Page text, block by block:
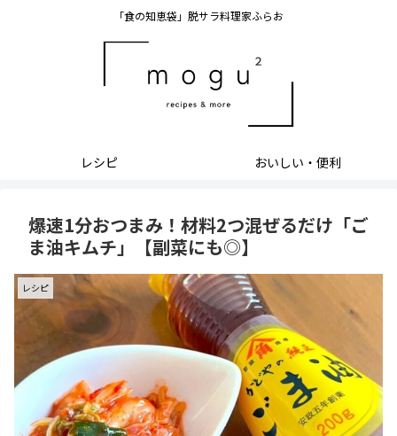
「食の知恵袋」脱サラ料理家ふらお
レシピ おいしい・便利
爆速1分おつまみ！材料2つ混ぜるだけ「ご
ま油キムチ」【副菜にも◎】
レシピ